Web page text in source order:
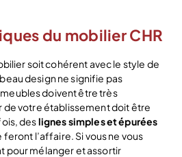
du mobilier CHR
soit cohérent avec le style de
design ne signifie pas
doivent être très
de votre établissement doit être
deslignes simples et épurées
l’affaire. Si vous ne vous
pour mélanger et assortir